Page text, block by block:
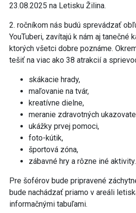
23.08.2025 na Letisku Žilina.
2. ročníkom nás budú sprevádzať
YouTuberi, zavítajú k nám aj tanečné
ktorých všetci dobre poznáme.
tešiť na viac ako 38 atrakcií a
skákacie hrady,
maľovanie na tvár,
kreatívne dielne,
meranie zdravotných
ukážky prvej pomoci,
foto-kútik,
športová zóna,
zábavné hry a rôzne iné aktivity.
Pre šoférov bude pripravené
bude nachádzať priamo v areáli
informačnými tabuľami.